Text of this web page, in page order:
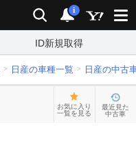
検索 通知
i
ID新規取得
日産の車種一覧 日産の中古
お気に入り
一覧を見る
最近見た
中古車